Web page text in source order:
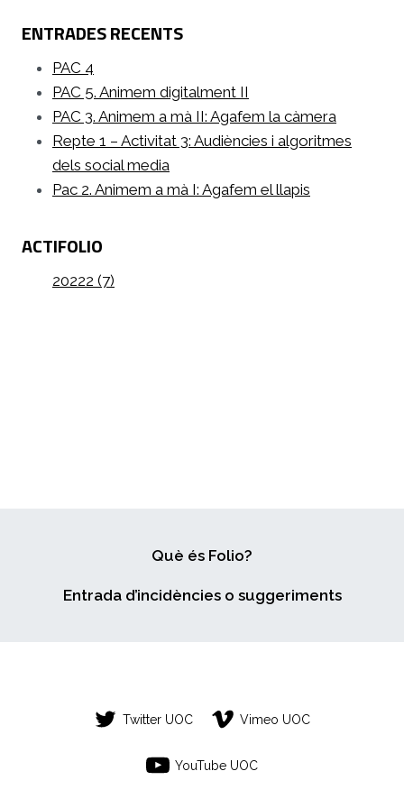
ENTRADES RECENTS
PAC 4
PAC 5. Animem digitalment II
PAC 3. Animem a mà II: Agafem la càmera
Repte 1 – Activitat 3: Audiències i algoritmes
dels social media
Pac 2. Animem a mà I: Agafem el llapis
ACTIFOLIO
20222 (7)
Què és Folio?
Entrada d’incidències o suggeriments
Twitter UOC Vimeo UOC
YouTube UOC